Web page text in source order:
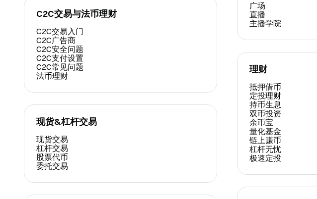
C2C交易与法币理财
C2C交易入门
C2C广告商
C2C安全问题
C2C支付设置
C2C常见问题
法币理财
现货&杠杆交易
现货交易
杠杆交易
股票代币
委托交易
广场
直播
主播学院
理财
抵押借币
定投理财
持币生息
双币投资
余币宝
量化基金
链上赚币
杠杆无忧
极速定投